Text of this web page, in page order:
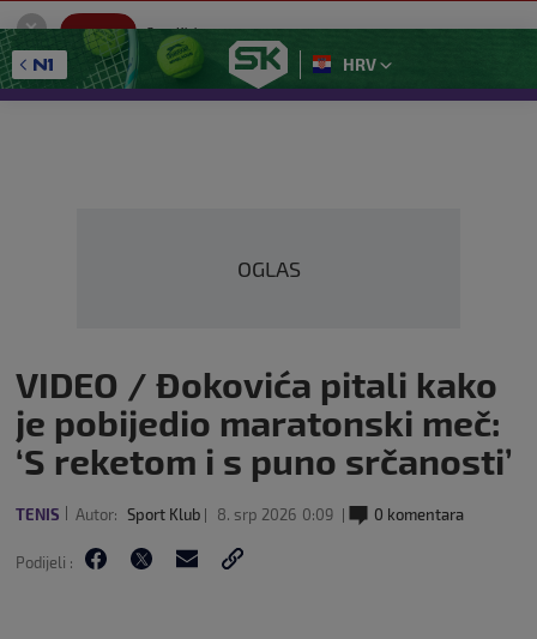
SportKlub
Sport portal
GET - On the Google Play
HRV
OGLAS
VIDEO / Đokovića pitali kako
je pobijedio maratonski meč:
‘S reketom i s puno srčanosti’
TENIS Autor: Sport Klub 8. srp 2026 0:09 0 komentara
Podijeli :